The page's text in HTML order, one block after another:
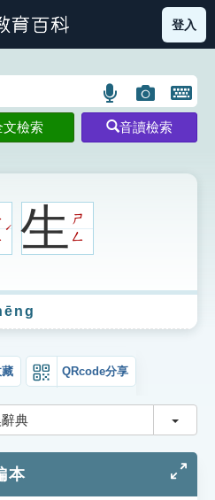
圖示 部首索引表圖示
登入
語
言
搜
圖
片
搜
開
鍵
圖
文檢索 音讀檢索
ˊ 生ㄕ
ㄥ
QRcode分享
典 切換
本